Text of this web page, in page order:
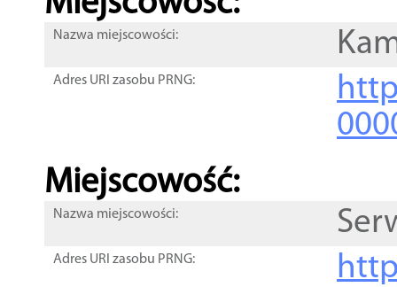
Nazwa miejscowości:
Adres URI zasobu PRNG:
Miejscowość:
Nazwa miejscowości:
Adres URI zasobu PRNG: